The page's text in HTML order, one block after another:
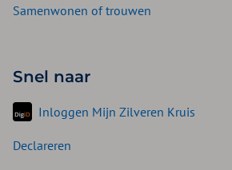
Samenwonen of trouwen
Snel naar
Inloggen Mijn Zilveren Kruis
Declareren